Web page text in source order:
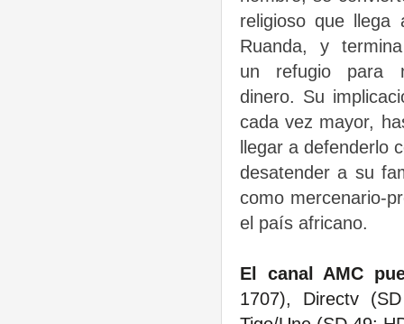
religioso que llega
Ruanda, y
un refugio para
dinero. Su
cada vez mayor,
llegar a defenderlo
desatender a su
como mercenario-
el país africano.
El canal AMC
1707), Directv